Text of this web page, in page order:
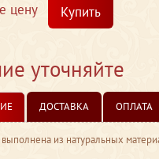
цену Купить
уточняйте
ДОСТАВКА ОПЛАТА
из натуральных